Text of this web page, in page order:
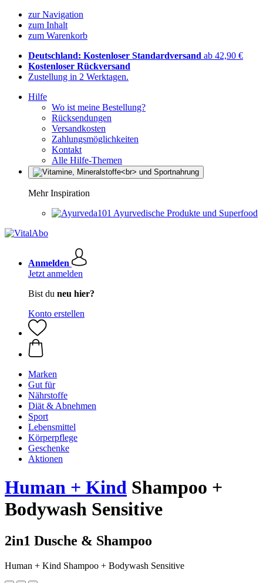
zur Navigation
zum Inhalt
zum Warenkorb
Deutschland: Kostenloser Standardversand ab 42,90 €
Kostenloser Rückversand
Zustellung in 2 Werktagen.
Hilfe
Wo ist meine Bestellung?
Rücksendungen
Versandkosten
Zahlungsmöglichkeiten
Kontakt
Alle Hilfe-Themen
Mehr Inspiration
Ayurvedische Produkte und Superfood
Anmelden
Jetzt anmelden
Bist du neu hier?
Konto erstellen
Marken
Gut für
Nährstoffe
Diät & Abnehmen
Sport
Lebensmittel
Körperpflege
Geschenke
Aktionen
Human + Kind Shampoo +
Bodywash Sensitive
2in1 Dusche & Shampoo
Human + Kind Shampoo + Bodywash Sensitive